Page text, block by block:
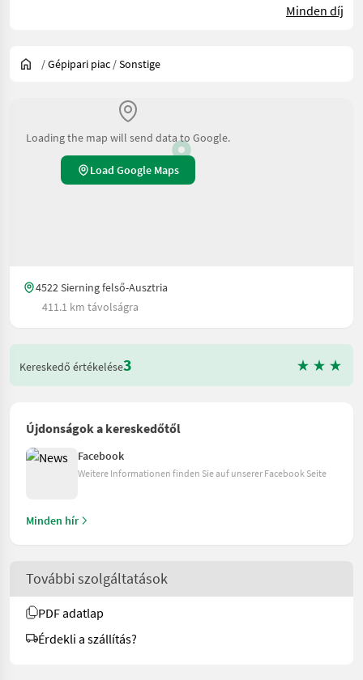
Minden díj
/Gépipari piac /Sonstige
Loading the map will send data to Google.
Load Google Maps
4522 Sierning felső-Ausztria
411.1 km távolságra
Kereskedő értékelése3
Újdonságok a kereskedőtől
Facebook
Weitere Informationen finden Sie auf unserer Facebook Seite
Minden hír
További szolgáltatások
PDF adatlap
Érdekli a szállítás?